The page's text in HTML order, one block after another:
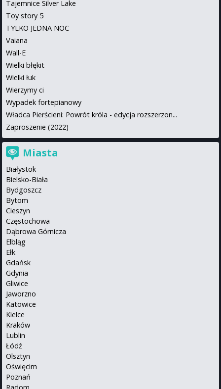
Tajemnice Silver Lake
Toy story 5
TYLKO JEDNA NOC
Vaiana
Wall-E
Wielki błękit
Wielki łuk
Wierzymy ci
Wypadek fortepianowy
Władca Pierścieni: Powrót króla - edycja rozszerzon...
Zaproszenie (2022)
Miasta
Białystok
Bielsko-Biała
Bydgoszcz
Bytom
Cieszyn
Częstochowa
Dąbrowa Górnicza
Elbląg
Ełk
Gdańsk
Gdynia
Gliwice
Jaworzno
Katowice
Kielce
Kraków
Lublin
Łódź
Olsztyn
Oświęcim
Poznań